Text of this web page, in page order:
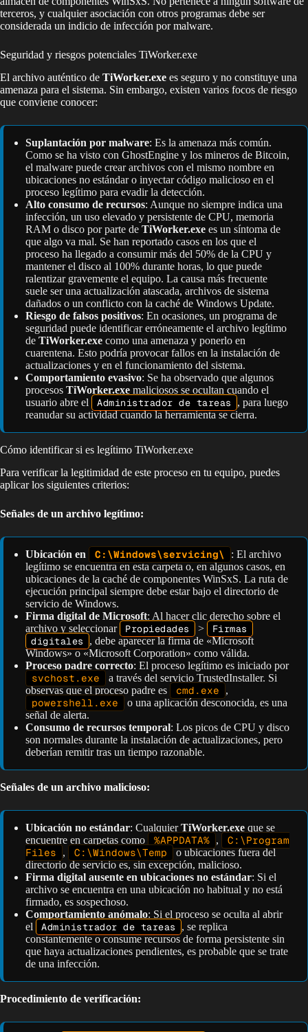
terceros, y cualquier asociación con otros programas debe ser
considerada un indicio de infección por malware.
Seguridad y riesgos potenciales TiWorker.exe
El archivo auténtico de TiWorker.exe es seguro y no constituye una
amenaza para el sistema. Sin embargo, existen varios focos de riesgo
que conviene conocer:
Suplantación por malware: Es la amenaza más común.
Como se ha visto con GhostEngine y los mineros de Bitcoin,
el malware puede crear archivos con el mismo nombre en
ubicaciones no estándar o inyectar código malicioso en el
proceso legítimo para evadir la detección.
Alto consumo de recursos: Aunque no siempre indica una
infección, un uso elevado y persistente de CPU, memoria
RAM o disco por parte de TiWorker.exe es un síntoma de
que algo va mal. Se han reportado casos en los que el
proceso ha llegado a consumir más del 50% de la CPU y
mantener el disco al 100% durante horas, lo que puede
ralentizar gravemente el equipo. La causa más frecuente
suele ser una actualización atascada, archivos de sistema
dañados o un conflicto con la caché de Windows Update.
Riesgo de falsos positivos: En ocasiones, un programa de
seguridad puede identificar erróneamente el archivo legítimo
de TiWorker.exe como una amenaza y ponerlo en
cuarentena. Esto podría provocar fallos en la instalación de
actualizaciones y en el funcionamiento del sistema.
Comportamiento evasivo: Se ha observado que algunos
procesos TiWorker.exe maliciosos se ocultan cuando el
usuario abre el
Administrador de tareas
, para luego
reanudar su actividad cuando la herramienta se cierra.
Cómo identificar si es legítimo TiWorker.exe
Para verificar la legitimidad de este proceso en tu equipo, puedes
aplicar los siguientes criterios:
Señales de un archivo legítimo:
Ubicación en C:\Windows\servicing\
: El archivo
legítimo se encuentra en esta carpeta o, en algunos casos, en
ubicaciones de la caché de componentes WinSxS. La ruta de
ejecución principal siempre debe estar bajo el directorio de
servicio de Windows.
Firma digital de Microsoft: Al hacer clic derecho sobre el
archivo y seleccionar
Propiedades >
Firmas
digitales
, debe aparecer la firma de «Microsoft
Windows» o «Microsoft Corporation» como válida.
Proceso padre correcto: El proceso legítimo es iniciado por
svchost.exe
a través del servicio TrustedInstaller. Si
observas que el proceso padre es
cmd.exe ,
powershell.exe
o una aplicación desconocida, es una
señal de alerta.
Consumo de recursos temporal: Los picos de CPU y disco
son normales durante la instalación de actualizaciones, pero
deberían remitir tras un tiempo razonable.
Señales de un archivo malicioso:
Ubicación no estándar: CualquierTiWorker.exe que se
encuentre en carpetas como
%APPDATA% ,
C:\Program
Files
, C:\Windows\Temp o ubicaciones fuera del
directorio de servicio es, sin excepción, malicioso.
Firma digital ausente en ubicaciones no estándar: Si el
archivo se encuentra en una ubicación no habitual y no está
firmado, es sospechoso.
Comportamiento anómalo: Si el proceso se oculta al abrir
el
Administrador de tareas
, se replica
constantemente o consume recursos de forma persistente sin
que haya actualizaciones pendientes, es probable que se trate
de una infección.
Procedimiento de verificación: